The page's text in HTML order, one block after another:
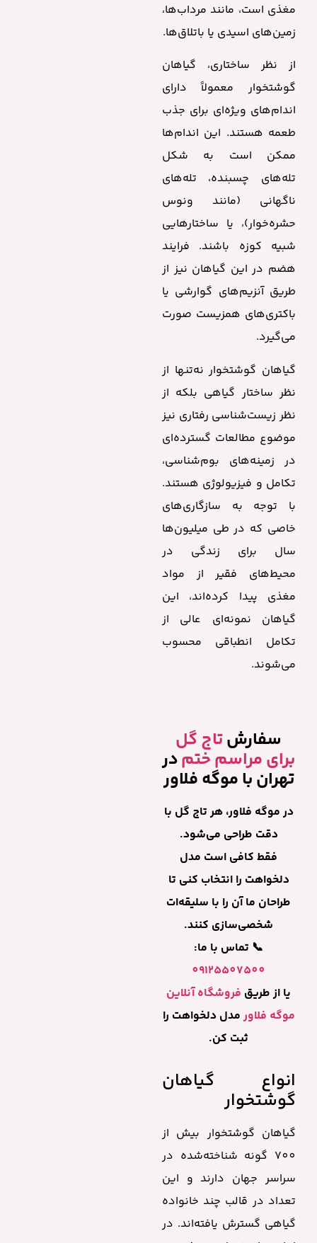
مغذی است، مانند مرداب‌ها،
زمین‌های اسیدی یا باتلاق‌ها.
از نظر ساختاری، گیاهان
گوشتخوار معمولاً دارای
اندام‌های ویژه‌ای برای جذب
طعمه هستند. این اندام‌ها
ممکن است به شکل
تله‌های چسبنده، تله‌های
ناگهانی (مانند ونوس
حشره‌خوار)، یا ساختارهایی
شبیه کوزه باشند. فرایند
هضم در این گیاهان نیز از
طریق آنزیم‌های گوارشی یا
باکتری‌های همزیست صورت
می‌گیرد.
گیاهان گوشتخوار نه‌تنها از
نظر ساختار گیاهی بلکه از
نظر زیست‌شناسی رفتاری نیز
موضوع مطالعات گسترده‌ای
در زمینه‌های بوم‌شناسی،
تکامل و فیزیولوژی هستند.
با توجه به سازگاری‌های
خاصی که در طی میلیون‌ها
سال برای زندگی در
محیط‌های فقیر از مواد
مغذی پیدا کرده‌اند، این
گیاهان نمونه‌ای عالی از
تکامل انطباقی محسوب
می‌شوند.
سفارشتاج گل
برای مراسم ختمدر
تهران با موگه فلاور
در موگه فلاور، هر تاج گل با
دقت طراحی می‌شود.
فقط کافی است مدل
دلخواهت را انتخاب کنی تا
طراحان ما آن را با سلیقه‌ات
شخصی‌سازی کنند.
📞 تماس با ما:
09125507500
یا از طریق فروشگاه آنلاین
موگه فلاور مدل دلخواهت را
ثبت کن.
انواع گیاهان
گوشتخوار
گیاهان گوشتخوار بیش از
700 گونه شناخته‌شده در
سراسر جهان دارند و این
تعداد در قالب چند خانواده
گیاهی گسترش یافته‌اند. در